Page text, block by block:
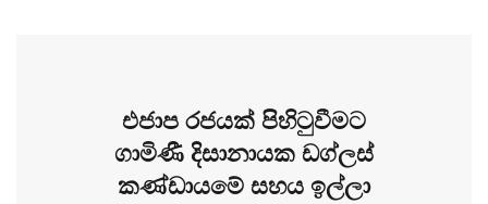
එජාප රජයක් පිහිටුවීමට
ගාමිණී දිසානායක ඩග්ලස්
කණ්ඩායමේ සහය ඉල්ලා